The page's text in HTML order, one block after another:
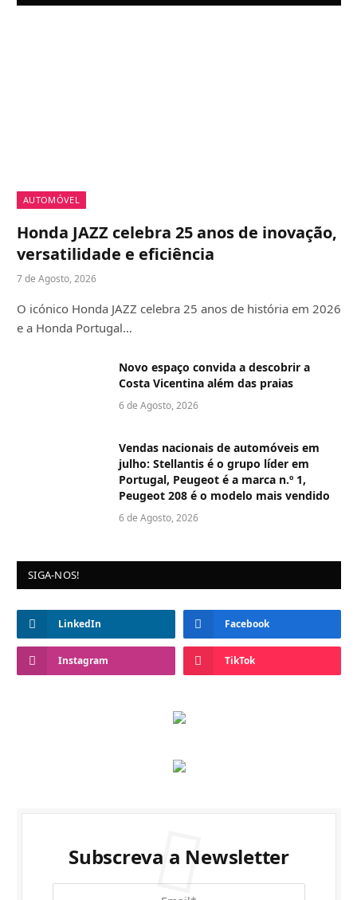
AUTOMÓVEL
Honda JAZZ celebra 25 anos de inovação,
versatilidade e eficiência
7 de Agosto, 2026
O icónico Honda JAZZ celebra 25 anos de história em 2026
e a Honda Portugal…
Novo espaço convida a descobrir a
Costa Vicentina além das praias
6 de Agosto, 2026
Vendas nacionais de automóveis em
julho: Stellantis é o grupo líder em
Portugal, Peugeot é a marca n.º 1,
Peugeot 208 é o modelo mais vendido
6 de Agosto, 2026
SIGA-NOS!
LinkedIn Facebook
Instagram TikTok
Subscreva a Newsletter